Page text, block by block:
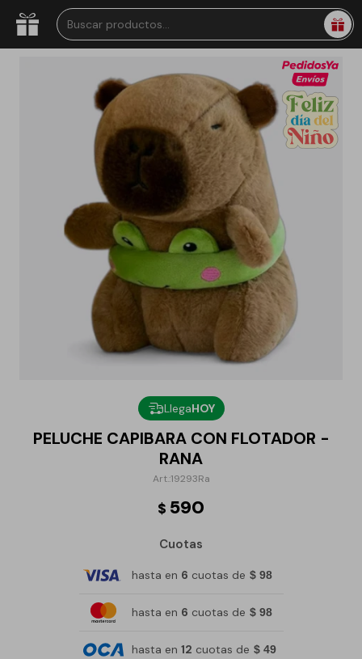
LlegaHOY
PELUCHE CAPIBARA CON FLOTADOR -
RANA
19293Ra
$ 590
Cuotas
hasta en 6 cuotas de $ 98
hasta en 6 cuotas de $ 98
hasta en 12 cuotas de $ 49